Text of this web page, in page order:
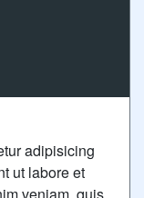
adipisicing
ut labore et